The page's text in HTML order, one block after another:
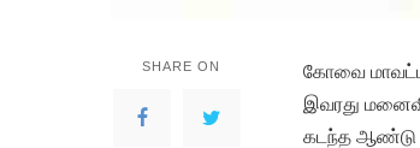
SHARE ON
கோவை
இவரது
கடந்த ஆண்டு